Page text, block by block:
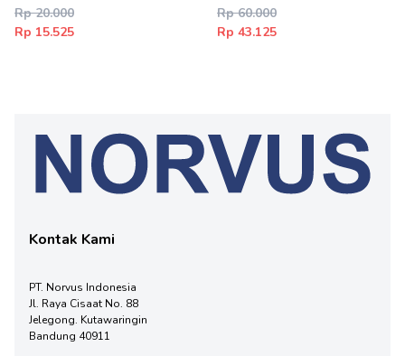
Rp 20.000
Rp 15.525
Rp 60.000
Rp 43.125
Kontak Kami
PT. Norvus Indonesia
Jl. Raya Cisaat No. 88
Jelegong. Kutawaringin
Bandung 40911